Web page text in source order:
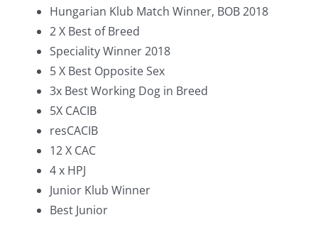
Hungarian Klub Match Winner, BOB 2018
2 X Best of Breed
Speciality Winner 2018
5 X Best Opposite Sex
3x Best Working Dog in Breed
5X CACIB
resCACIB
12 X CAC
4 x HPJ
Junior Klub Winner
Best Junior